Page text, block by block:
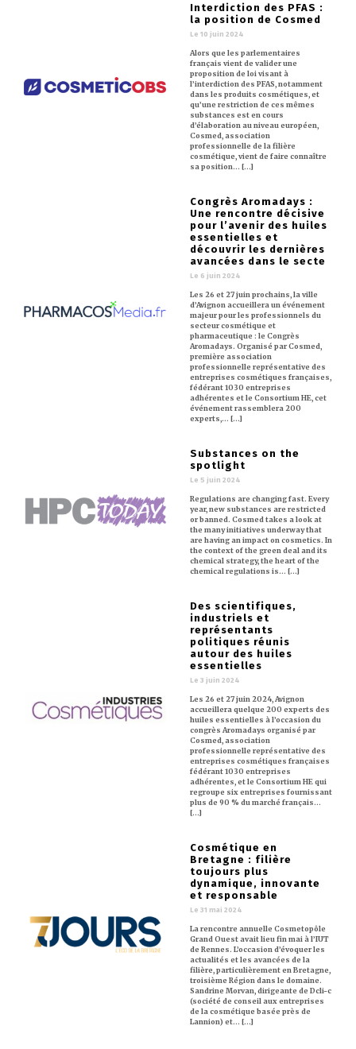
Interdiction des PFAS :
la position de Cosmed
Le 10 juin 2024
Alors que les parlementaires
français vient de valider une
proposition de loi visant à
l’interdiction des PFAS, notamment
dans les produits cosmétiques, et
qu’une restriction de ces mêmes
substances est en cours
d’élaboration au niveau européen,
Cosmed, association
professionnelle de la filière
cosmétique, vient de faire connaître
sa position… [...]
Congrès Aromadays :
Une rencontre décisive
pour l’avenir des huiles
essentielles et
découvrir les dernières
avancées dans le secte
Le 6 juin 2024
Les 26 et 27 juin prochains, la ville
d’Avignon accueillera un événement
majeur pour les professionnels du
secteur cosmétique et
pharmaceutique : le Congrès
Aromadays. Organisé par Cosmed,
première association
professionnelle représentative des
entreprises cosmétiques françaises,
fédérant 1030 entreprises
adhérentes et le Consortium HE, cet
événement rassemblera 200
experts,… [...]
Substances on the
spotlight
Le 5 juin 2024
Regulations are changing fast. Every
year, new substances are restricted
or banned. Cosmed takes a look at
the many initiatives underway that
are having an impact on cosmetics. In
the context of the green deal and its
chemical strategy, the heart of the
chemical regulations is… [...]
Des scientifiques,
industriels et
représentants
politiques réunis
autour des huiles
essentielles
Le 3 juin 2024
Les 26 et 27 juin 2024, Avignon
accueillera quelque 200 experts des
huiles essentielles à l’occasion du
congrès Aromadays organisé par
Cosmed, association
professionnelle représentative des
entreprises cosmétiques françaises
fédérant 1030 entreprises
adhérentes, et le Consortium HE qui
regroupe six entreprises fournissant
plus de 90 % du marché français…
[...]
Cosmétique en
Bretagne : filière
toujours plus
dynamique, innovante
et responsable
Le 31 mai 2024
La rencontre annuelle Cosmetopôle
Grand Ouest avait lieu fin mai à l’IUT
de Rennes. L’occasion d’évoquer les
actualités et les avancées de la
filière, particulièrement en Bretagne,
troisième Région dans le domaine.
Sandrine Morvan, dirigeante de Dcli-c
(société de conseil aux entreprises
de la cosmétique basée près de
Lannion) et… [...]